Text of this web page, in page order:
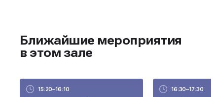
Ближайшие мероприятия
в этом зале
15:20–16:10 16:30–17:30